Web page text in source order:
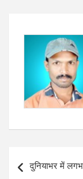
navigation
दुनियाभर में